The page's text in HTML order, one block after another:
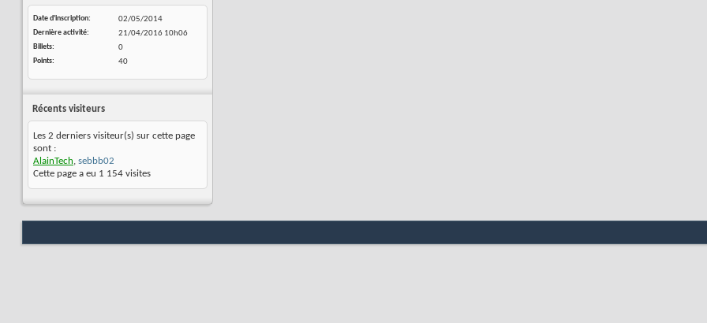
Date d'inscription
02/05/2014
Dernière activité
21/04/2016 10h06
Billets
0
Points
40
Récents visiteurs
Les 2 derniers visiteur(s) sur cette page
sont :
AlainTech, sebbb02
Cette page a eu 1 154 visites